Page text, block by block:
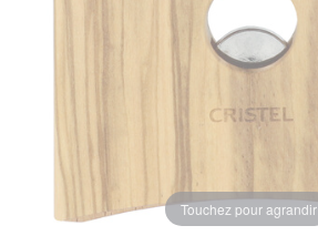
Touchez pour agrandir